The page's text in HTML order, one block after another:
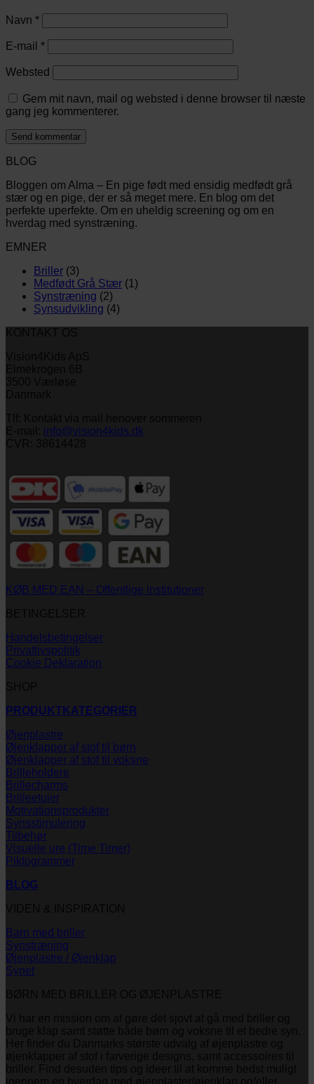
Navn *
E-mail *
Websted
Gem mit navn, mail og websted i denne browser til næste
gang jeg kommenterer.
BLOG
Bloggen om Alma – En pige født med ensidig medfødt grå
stær og en pige, der er så meget mere. En blog om det
perfekte uperfekte. Om en uheldig screening og om en
hverdag med synstræning.
EMNER
Briller (3)
Medfødt Grå Stær (1)
Synstræning (2)
Synsudvikling (4)
info@vision4kids.dk
KØB MED EAN – Offentlige institutioner
Handelsbetingelser
Privatlivspolitik
Cookie Deklaration
PRODUKTKATEGORIER
Øjenplastre
Øjenklapper af stof til børn
Øjenklapper af stof til voksne
Brilleholdere
Brillecharms
Brilleetuier
Motivationsprodukter
Synsstimulering
Tilbehør
Visuelle ure (Time Timer)
Piktogrammer
BLOG
Barn med briller
Synstræning
Øjenplastre / Øjenklap
Synet